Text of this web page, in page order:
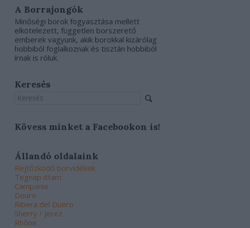
A Borrajongók
Minőségi borok fogyasztása mellett
elkötelezett, független borszerető
emberek vagyunk, akik borokkal kizárólag
hobbiból foglalkoznak és tisztán hobbiból
írnak is róluk.
Keresés
Kövess minket a Facebookon is!
Állandó oldalaink
Rejtőzködő borvidékek
Tegnap ittam
Campania
Douro
Ribera del Duero
Sherry / Jerez
Rhône